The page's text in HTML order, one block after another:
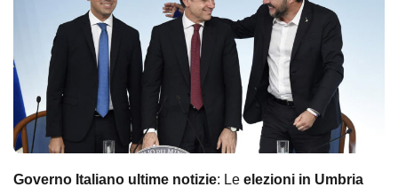
Governo Italiano ultime notizie: Le elezioni in Umbria